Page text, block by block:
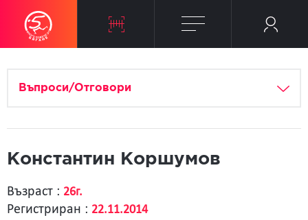
Въпроси/Отговори
Константин Коршумов
Възраст : 26г.
Регистриран : 22.11.2014